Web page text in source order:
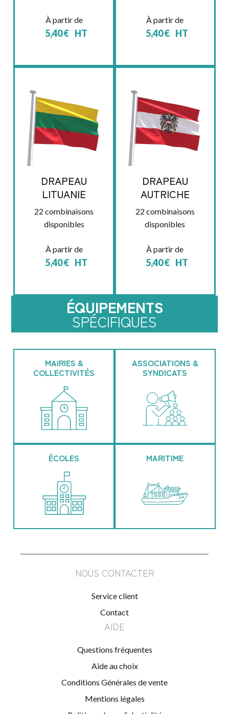
À partir de
5,40€ HT
À partir de
5,40€ HT
DRAPEAU
LITUANIE
22 combinaisons
disponibles
À partir de
5,40€ HT
DRAPEAU
AUTRICHE
22 combinaisons
disponibles
À partir de
5,40€ HT
ÉQUIPEMENTS
SPÉCIFIQUES
MAIRIES &
COLLECTIVITÉS
ASSOCIATIONS &
SYNDICATS
ÉCOLES MARITIME
NOUS CONTACTER
Service client
Contact
AIDE
Questions fréquentes
Aide au choix
Conditions Générales de vente
Mentions légales